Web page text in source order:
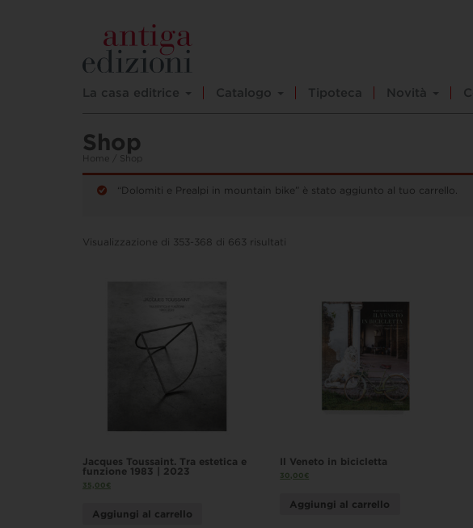
La casa editrice Catalogo Tipoteca Novità
Shop
Home / Shop
“Dolomiti e Prealpi in mountain bike” è stato aggiunto al tuo carrello.
Visualizzazione di 353-368 di 663 risultati
Jacques Toussaint. Tra estetica e
funzione 1983 | 2023
35,00€
Aggiungi al carrello
Il Veneto in bicicletta
30,00€
Aggiungi al carrello